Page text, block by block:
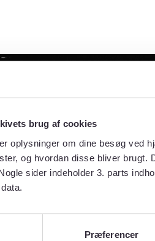
brug af cookies
oplysninger om dine besøg ved
og hvordan disse bliver
sider indeholder 3. parts
data.
Præferencer